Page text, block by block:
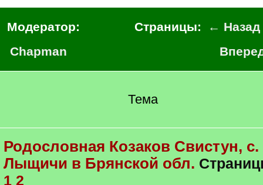
Модератор:
Chapman
Страницы:
← Назад
Тема
Родословная Козаков Свистун, с.
Лыщичи в Брянской обл.
1 2